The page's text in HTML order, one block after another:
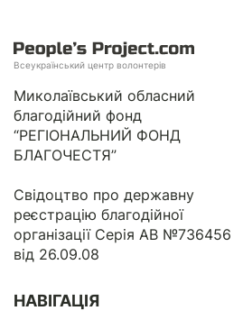
Всеукраїнський центр волонтерів
Миколаївський обласний
благодійний фонд
“РЕГІОНАЛЬНИЙ ФОНД
БЛАГОЧЕСТЯ”
Свідоцтво про державну
реєстрацію благодійної
організації Серія АВ №736456
від 26.09.08
НАВІГАЦІЯ